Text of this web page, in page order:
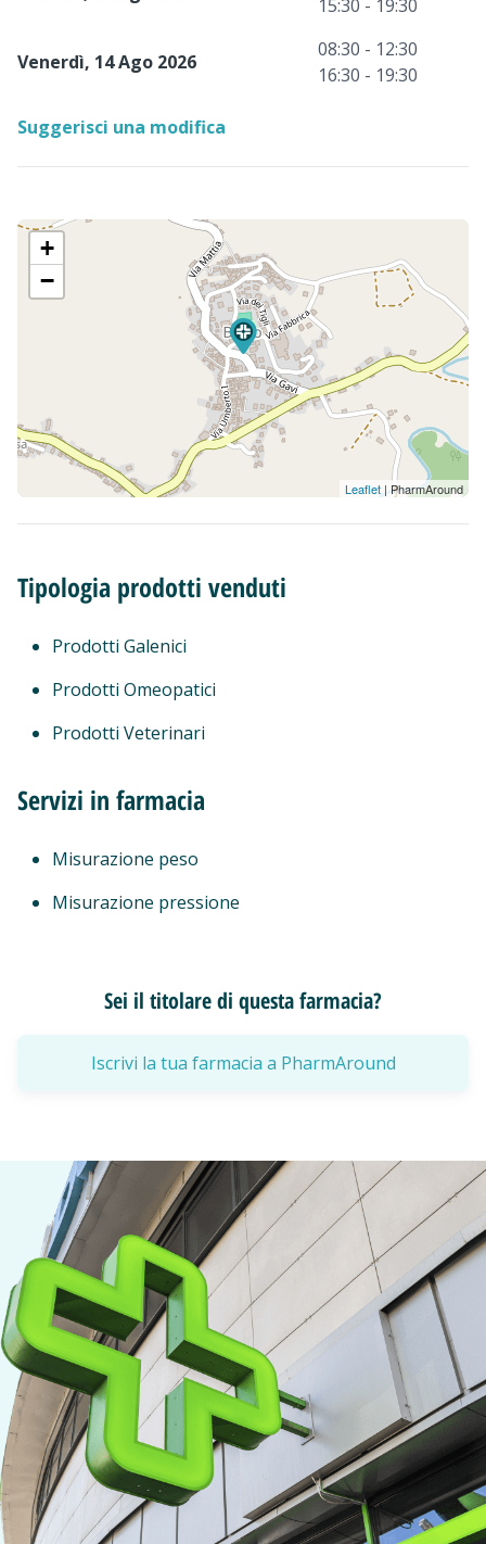
15:30 - 19:30
Venerdì, 14 Ago 2026
08:30 - 12:30
16:30 - 19:30
Suggerisci una modifica
+
−
Leaflet | PharmAround
Tipologia prodotti venduti
Prodotti Galenici
Prodotti Omeopatici
Prodotti Veterinari
Servizi in farmacia
Misurazione peso
Misurazione pressione
Sei il titolare di questa farmacia?
Iscrivi la tua farmacia a PharmAround